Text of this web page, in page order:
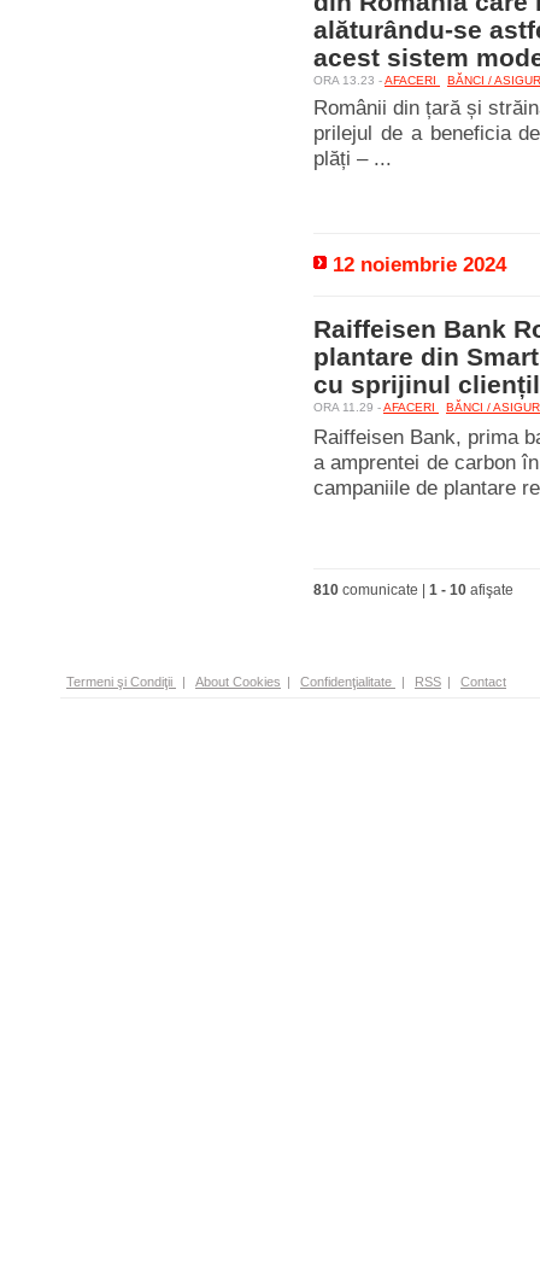
alăturându-se
acest sistem
ORA 13.23 -AFACERI BĂNCI /
Românii din țară și
prilejul de a beneficia
plăți – ...
12 noiembrie 2024
Raiffeisen Bank
plantare din
cu sprijinul
ORA 11.29 -AFACERI BĂNCI /
Raiffeisen Bank, prima
a amprentei de carbon
campaniile de plantare
810 comunicate | 1 - 10 afişate
Termeni şi Condiţii | About Cookies | Confidenţialitate | RSS | Contact